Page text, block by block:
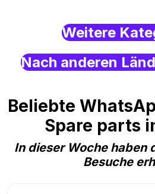
Weitere
Nach anderen
Beliebte
Spare parts
In dieser Woche haben
Besuche